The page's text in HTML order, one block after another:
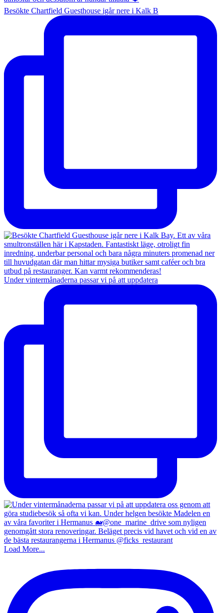
Besökte Chartfield Guesthouse igår nere i Kalk B
Under vintermånaderna passar vi på att uppdatera
Load More...